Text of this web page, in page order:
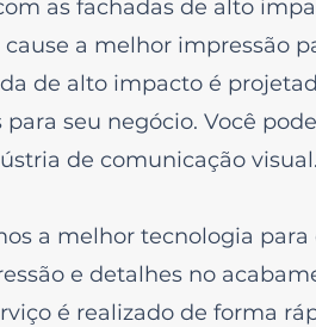
as fachadas de alto
cause a melhor impressão
de alto impacto é
para seu negócio. Você
de comunicação visual.
a melhor tecnologia
e detalhes no
é realizado de forma